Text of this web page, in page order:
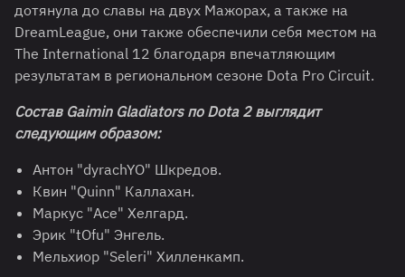
дотянула до славы на двух Мажорах, а также на
DreamLeague, они также обеспечили себя местом на
The International 12 благодаря впечатляющим
результатам в региональном сезоне Dota Pro Circuit.
Состав Gaimin Gladiators по Dota2 выглядит
следующим образом:
Антон "dyrachYO" Шкредов.
Квин "Quinn" Каллахан.
Маркус "Ace" Хелгард.
Эрик "tOfu" Энгель.
Мельхиор "Seleri" Хилленкамп.